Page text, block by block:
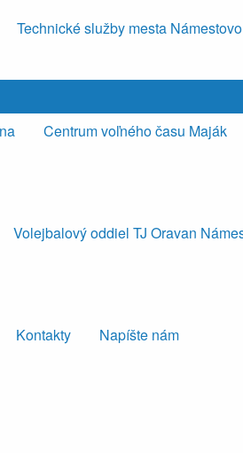
Technické služby mesta Námestovo
Centrum voľného času Maják
Volejbalový oddiel TJ Oravan
Kontakty Napíšte nám